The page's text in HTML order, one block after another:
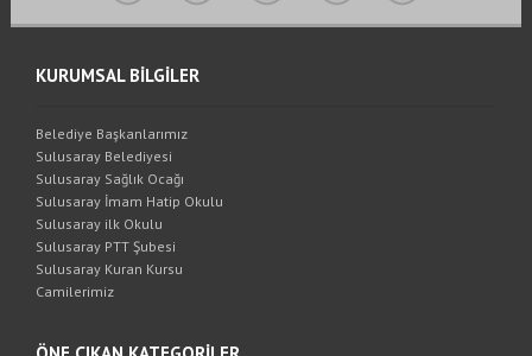
KURUMSAL BİLGİLER
Belediye Başkanlarımız
Sulusaray Belediyesi
Sulusaray Sağlık Ocağı
Sulusaray İmam Hatip Okulu
Sulusaray ilk Okulu
Sulusaray PTT Şubesi
Sulusaray Kuran Kursu
Camilerimiz